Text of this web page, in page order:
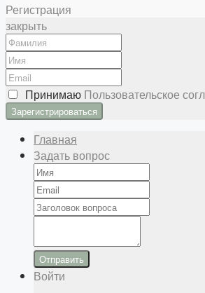
Регистрация
закрыть
Принимаю Пользовательское
Главная
Задать вопрос
Отправить
Войти